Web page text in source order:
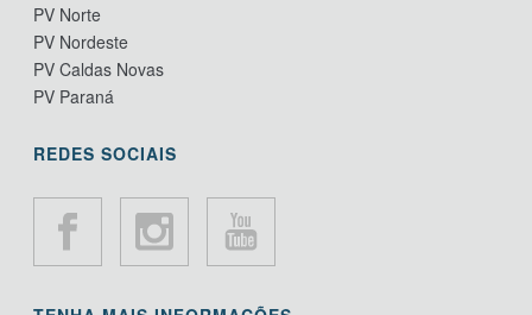
PV Norte
PV Nordeste
PV Caldas Novas
PV Paraná
REDES SOCIAIS